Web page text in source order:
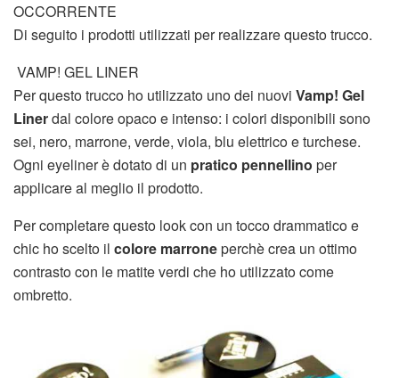
OCCORRENTE
Di seguito i prodotti utilizzati per realizzare questo trucco.
VAMP! GEL LINER
Per questo trucco ho utilizzato uno dei nuovi Vamp! Gel
Linerdal colore opaco e intenso: i colori disponibili sono
sei, nero, marrone, verde, viola, blu elettrico e turchese.
Ogni eyeliner è dotato di un pratico pennellino per
applicare al meglio il prodotto.
Per completare questo look con un tocco drammatico e
chic ho scelto il colore marroneperchè crea un ottimo
contrasto con le matite verdi che ho utilizzato come
ombretto.